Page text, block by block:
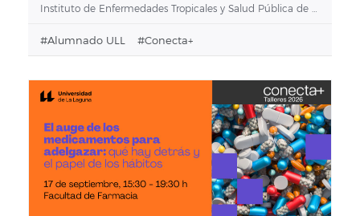
Instituto de Enfermedades Tropicales y Salud Pública de Canarias
#alumnado ULL #conecta+